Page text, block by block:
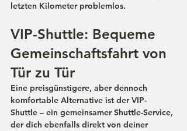
letzten Kilometer problemlos.
VIP-Shuttle: Bequeme
Gemeinschaftsfahrt von
Tür zu Tür
Eine preisgünstigere, aber dennoch
komfortable Alternative ist der VIP-
Shuttle – ein gemeinsamer Shuttle-Service,
der dich ebenfalls direkt von deiner